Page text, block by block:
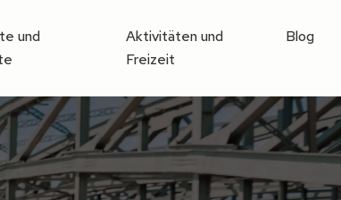
und
Aktivitäten und
Freizeit
Blog